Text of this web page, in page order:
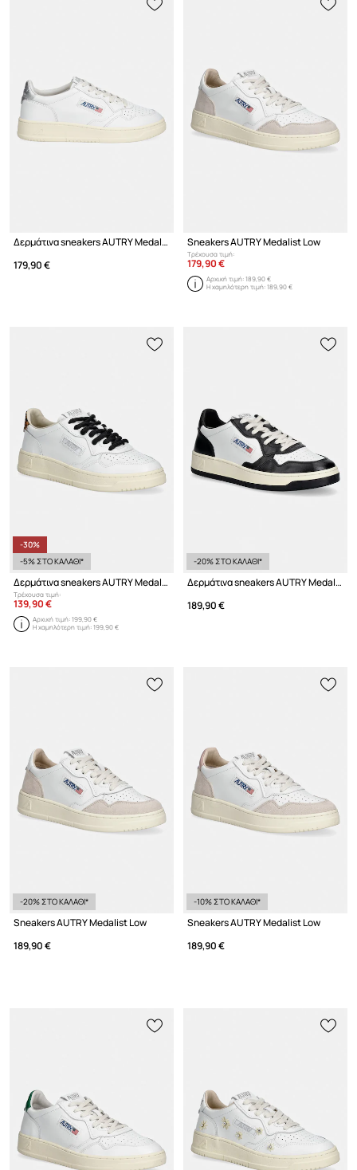
Δερμάτινα sneakers AUTRY Medalist Low
179,90 €
Sneakers AUTRY Medalist Low
Τρέχουσα τιμή:
179,90 €
Αρχική τιμή:189,90 €
Η χαμηλότερη τιμή:189,90 €
-30%
-5% ΣΤΟ ΚΑΛΑΘΙ*
Δερμάτινα sneakers AUTRY Medalist Low
Τρέχουσα τιμή:
139,90 €
Αρχική τιμή:199,90 €
Η χαμηλότερη τιμή:199,90 €
-20% ΣΤΟ ΚΑΛΑΘΙ*
Δερμάτινα sneakers AUTRY Medalist Low
189,90 €
-20% ΣΤΟ ΚΑΛΑΘΙ*
Sneakers AUTRY Medalist Low
189,90 €
-10% ΣΤΟ ΚΑΛΑΘΙ*
Sneakers AUTRY Medalist Low
189,90 €